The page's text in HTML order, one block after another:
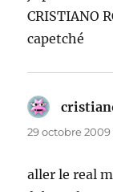
CRISTIANO
capetché
29 octobre 2009
aller le real